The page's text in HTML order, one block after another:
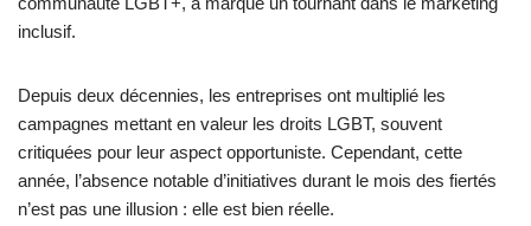
inclusif.
Depuis deux décennies, les entreprises ont multiplié les
campagnes mettant en valeur les droits LGBT, souvent
critiquées pour leur aspect opportuniste. Cependant, cette
année, l’absence notable d’initiatives durant le mois des fiertés
n’est pas une illusion : elle est bien réelle.